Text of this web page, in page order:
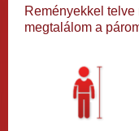
Reményekkel
megtalálom a